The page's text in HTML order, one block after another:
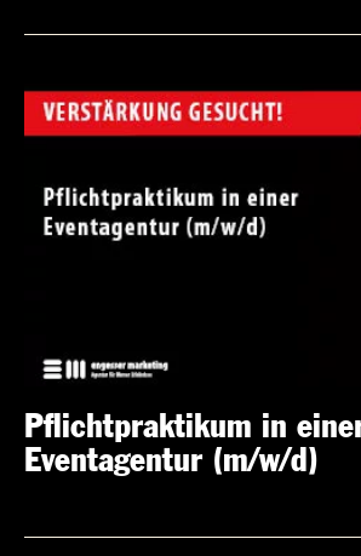
Pflichtpraktikum in
Eventagentur (m/w/d)